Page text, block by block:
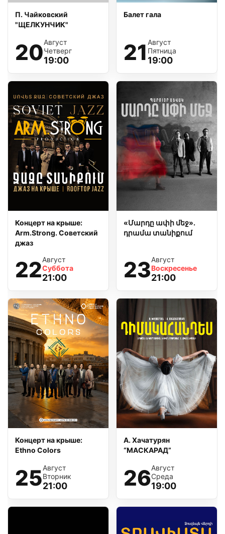
П. Чайковский
"ЩЕЛКУНЧИК"
20Август
Четверг
19:00
Балет гала
21 Август
Пятница
19:00
Концерт на крыше:
Arm.Strong. Советский
джаз
22Август
Суббота
21:00
«Մարդը ափի մեջ».
դրամա տանիքում
23Август
Воскресенье
21:00
Концерт на крыше:
Ethno Colors
25Август
Вторник
21:00
А. Хачатурян
“МАСКАРАД”
26Август
Среда
19:00